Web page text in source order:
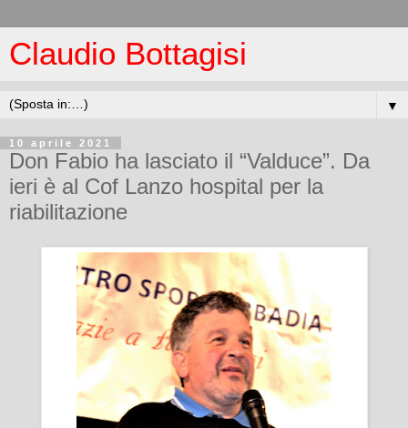
Claudio Bottagisi
▼
10 aprile 2021
Don Fabio ha lasciato il “Valduce”. Da
ieri è al Cof Lanzo hospital per la
riabilitazione